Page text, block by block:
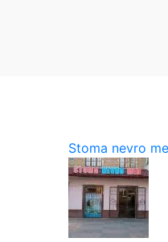
Stoma nevro